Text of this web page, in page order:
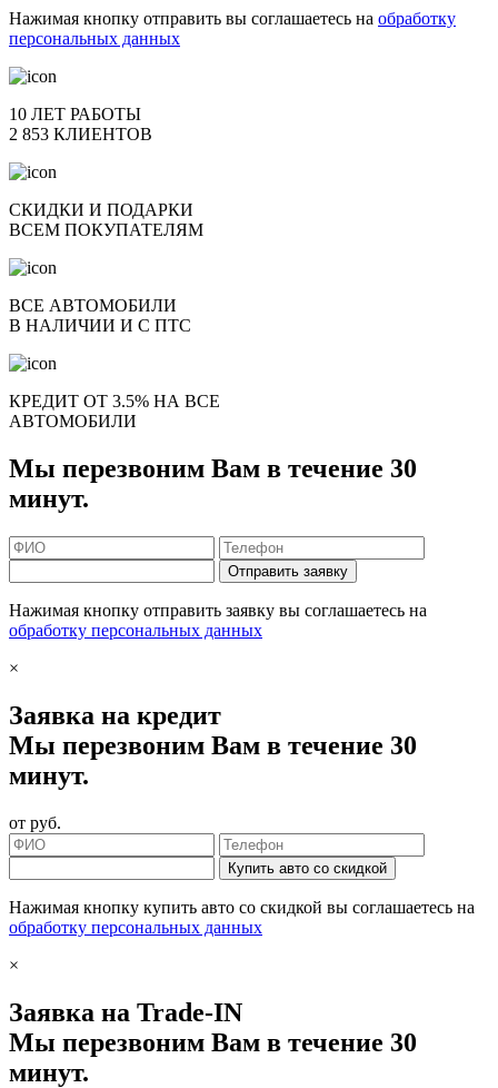
Нажимая кнопку отправить вы соглашаетесь на обработку
персональных данных
10 ЛЕТ РАБОТЫ
2 853 КЛИЕНТОВ
СКИДКИ И ПОДАРКИ
ВСЕМ ПОКУПАТЕЛЯМ
ВСЕ АВТОМОБИЛИ
В НАЛИЧИИ И С ПТС
КРЕДИТ ОТ 3.5% НА ВСЕ
АВТОМОБИЛИ
Мы перезвоним Вам в течение 30
минут.
Отправить заявку
Нажимая кнопку отправить заявку вы соглашаетесь на
обработку персональных данных
×
Заявка на кредит
Мы перезвоним Вам в течение 30
минут.
от руб.
Купить авто со скидкой
Нажимая кнопку купить авто со скидкой вы соглашаетесь на
обработку персональных данных
×
Заявка на Trade-IN
Мы перезвоним Вам в течение 30
минут.